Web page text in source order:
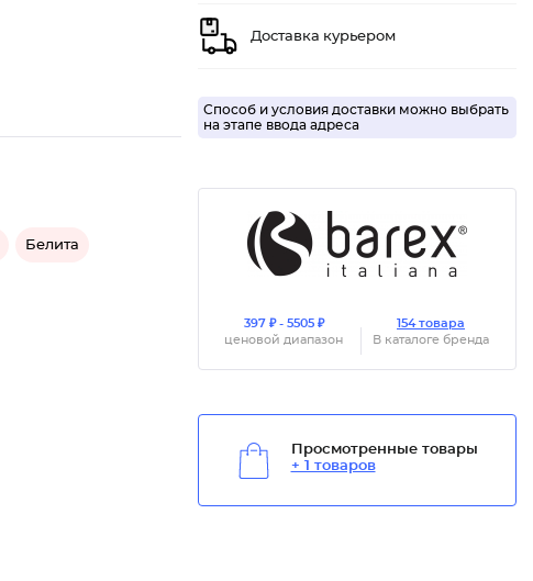
Белита
Доставка курьером
Способ и условия доставки можно выбрать
на этапе ввода адреса
397 ₽ - 5505 ₽
ценовой диапазон
154 товара
В каталоге бренда
Просмотренные товары
+ 1 товаров